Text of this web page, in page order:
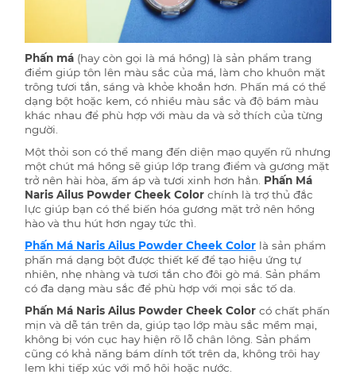
Phấn má (hay còn gọi là má hồng) là sản phẩm trang
điểm giúp tôn lên màu sắc của má, làm cho khuôn mặt
trông tươi tắn, sáng và khỏe khoắn hơn. Phấn má có thể
dạng bột hoặc kem, có nhiều màu sắc và độ bám màu
khác nhau để phù hợp với màu da và sở thích của từng
người.
Một thỏi son có thể mang đến diện mạo quyến rũ nhưng
một chút má hồng sẽ giúp lớp trang điểm và gương mặt
trở nên hài hòa, ấm áp và tươi xinh hơn hẳn. Phấn Má
Naris Ailus Powder Cheek Color chính là trợ thủ đắc
lực giúp bạn có thể biến hóa gương mặt trở nên hồng
hào và thu hút hơn ngay tức thì.
Phấn Má Naris Ailus Powder Cheek Color là sản phẩm
phấn má dạng bột được thiết kế để tạo hiệu ứng tự
nhiên, nhẹ nhàng và tươi tắn cho đôi gò má. Sản phẩm
có đa dạng màu sắc để phù hợp với mọi sắc tố da.
Phấn Má Naris Ailus Powder Cheek Color có chất phấn
mịn và dễ tán trên da, giúp tạo lớp màu sắc mềm mại,
không bị vón cục hay hiện rõ lỗ chân lông. Sản phẩm
cũng có khả năng bám dính tốt trên da, không trôi hay
lem khi tiếp xúc với mồ hôi hoặc nước.